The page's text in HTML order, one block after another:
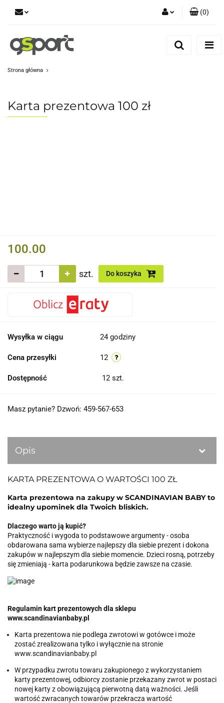
(0)
Strona główna
Karta prezentowa 100 zł
100.00
szt. Do koszyka
Wysyłka w ciągu 24 godziny
Cena przesyłki 12
Dostępność 12 szt.
Masz pytanie? Dzwoń: 459-567-653
Opis
KARTA PREZENTOWA O WARTOŚCI 100 ZŁ
Karta prezentowa na zakupy w SCANDINAVIAN BABY to
idealny upominek dla Twoich bliskich.
Dlaczego warto ją kupić?
Praktyczność i wygoda to podstawowe argumenty - osoba
obdarowana sama wybierze najlepszy dla siebie prezent i dokona
zakupów w najlepszym dla siebie momencie. Dzieci rosną, potrzeby
się zmieniają - karta podarunkowa będzie zawsze na czasie.
Regulamin kart prezentowych dla sklepu
www.scandinavianbaby.pl
Karta prezentowa nie podlega zwrotowi w gotówce i może
zostać zrealizowana tylko i wyłącznie na stronie
www.scandinavianbaby.pl
W przypadku zwrotu towaru zakupionego z wykorzystaniem
karty prezentowej, odbiorcy zostanie przekazany zwrot w postaci
nowej karty z obowiązującą pierwotną datą ważności. Jeśli
wartość zwracanych towarów przekracza wartość